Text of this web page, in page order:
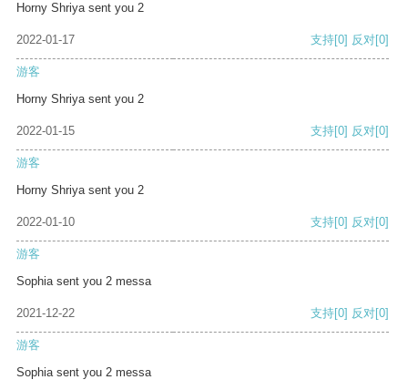
Horny Shriya sent you 2
2022-01-17 支持[0] 反对[0]
游客
Horny Shriya sent you 2
2022-01-15 支持[0] 反对[0]
游客
Horny Shriya sent you 2
2022-01-10 支持[0] 反对[0]
游客
Sophia sent you 2 messa
2021-12-22 支持[0] 反对[0]
游客
Sophia sent you 2 messa